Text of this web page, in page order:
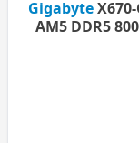
GigabyteX670-
AM5 DDR5